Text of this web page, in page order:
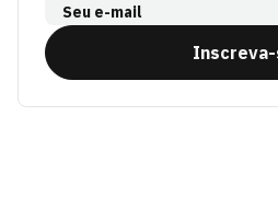
Seu e-mail